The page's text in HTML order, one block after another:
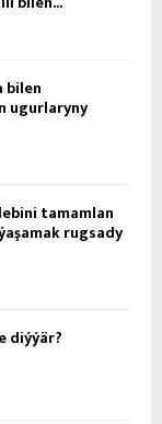
bilen
ugurlaryny
tamamlan
rugsady
diýýär?